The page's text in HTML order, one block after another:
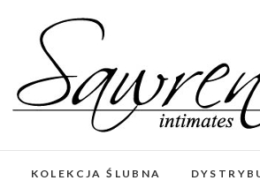
KOLEKCJA ŚLUBNA